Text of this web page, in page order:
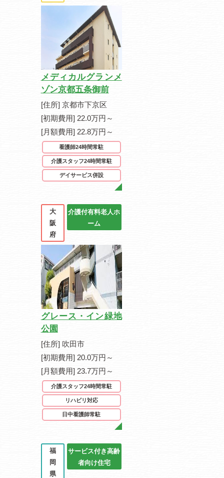
メディカルグランメ
ゾン京都五条御前
[住所] 京都市下京区
[初期費用] 22.0万円～
[月額費用] 22.8万円～
看護師24時間常駐
介護スタッフ24時間常駐
デイサービス併設
大
阪
府
介護付有料老人ホ
ーム
グレース・イン緑地
公園
[住所] 吹田市
[初期費用] 20.0万円～
[月額費用] 23.7万円～
介護スタッフ24時間常駐
リハビリ対応
日中看護師常駐
福
岡
県
サービス付き高齢
者向け住宅